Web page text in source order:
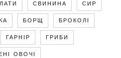
СВИНИНА СИР
БОРЩ БРОКОЛІ
ГАРНІР ГРИБИ
ОВОЧІ